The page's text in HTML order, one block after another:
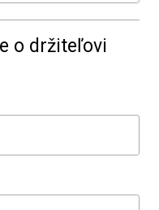
o držiteľovi